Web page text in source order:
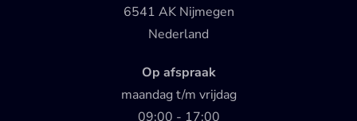
6541 AK Nijmegen
Nederland
Op afspraak
maandag t/m vrijdag
09:00 - 17:00